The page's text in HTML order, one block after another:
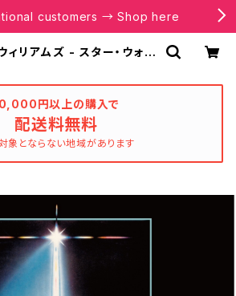
customers → Shop here
ィリアムズ - スター・ウォー
CORDS®
円以上の購入で
配送料無料
象とならない地域があります